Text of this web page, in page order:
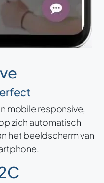
mobile responsive,
zich automatisch
het beeldscherm van